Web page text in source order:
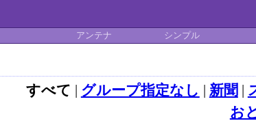
アンテナ シンプル
すべて | グループ指定なし | 新聞 |
お